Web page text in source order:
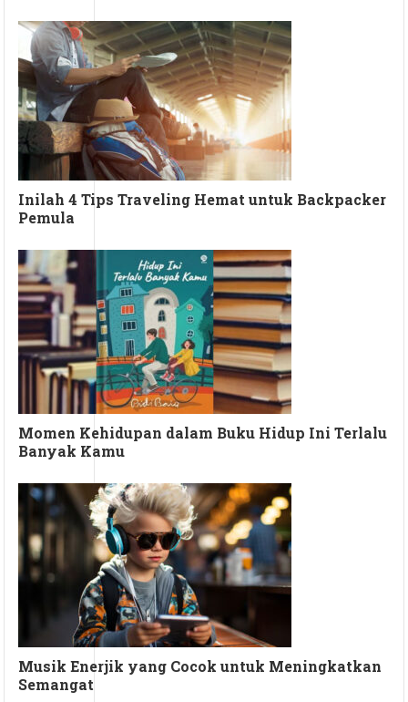
Inilah 4 Tips Traveling Hemat untuk Backpacker
Pemula
Momen Kehidupan dalam Buku Hidup Ini Terlalu
Banyak Kamu
Musik Enerjik yang Cocok untuk Meningkatkan
Semangat